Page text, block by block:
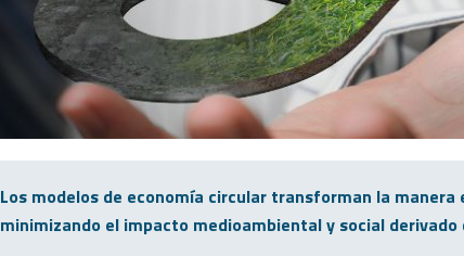
Los modelos de economía circular transforman la manera
minimizando el impacto medioambiental y social